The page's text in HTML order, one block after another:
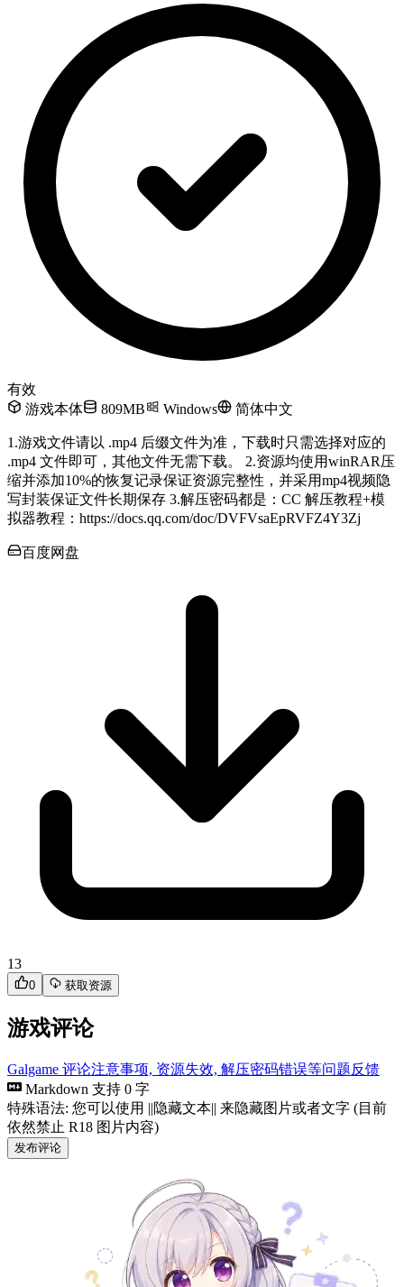
有效
游戏本体
809MB Windows 简体中文
1.游戏文件请以 .mp4 后缀文件为准，下载时只需选择对应的
.mp4 文件即可，其他文件无需下载。 2.资源均使用winRAR压
缩并添加10%的恢复记录保证资源完整性，并采用mp4视频隐
写封装保证文件长期保存 3.解压密码都是：CC 解压教程+模
拟器教程：https://docs.qq.com/doc/DVFVsaEpRVFZ4Y3Zj
百度网盘
13
0 获取资源
游戏评论
Galgame 评论注意事项, 资源失效, 解压密码错误等问题反馈
Markdown 支持 0 字
特殊语法: 您可以使用 ||隐藏文本|| 来隐藏图片或者文字 (目前
依然禁止 R18 图片内容)
发布评论